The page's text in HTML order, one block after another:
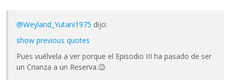
@Weyland_Yutani1975 dijo:
show previous quotes
Pues vuélvela a ver porque el Episodio III ha pasado de ser
un Crianza a un Reserva.😉